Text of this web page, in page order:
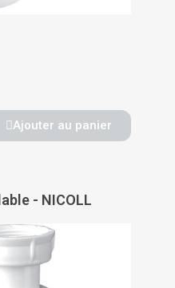
Ajouter au panier
- NICOLL